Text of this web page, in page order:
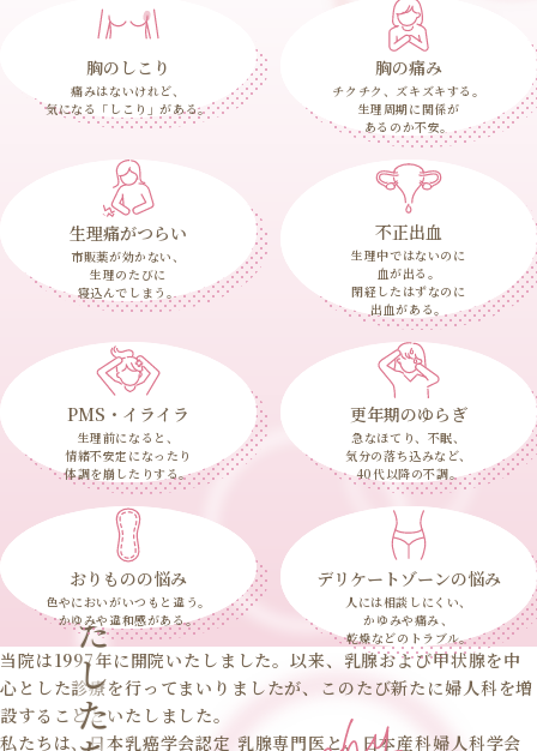
胸のしこり
痛みはないけれど、
気になる「しこり」がある。
胸の痛み
チクチク、ズキズキする。
生理周期に関係が
あるのか不安。
生理痛がつらい
市販薬が効かない、
生理のたびに
寝込んでしまう。
不正出血
生理中ではないのに
血が出る。
閉経したはずなのに
出血がある。
PMS・イライラ
生理前になると、
情緒不安定になったり
体調を崩したりする。
更年期のゆらぎ
急なほてり、不眠、
気分の落ち込みなど、
40代以降の不調。
おりものの悩み
色やにおいがいつもと違う。
かゆみや違和感がある。
デリケートゾーンの悩み
人には相談しにくい、
かゆみや痛み、
乾燥などのトラブル。
当院は1997年に開院いたしました。以来、乳腺および甲状腺を中
心とした診療を行ってまいりましたが、このたび新たに婦人科を増
設することといたしました。
私たちは、日本乳癌学会認定 乳腺専門医と、日本産科婦人科学会